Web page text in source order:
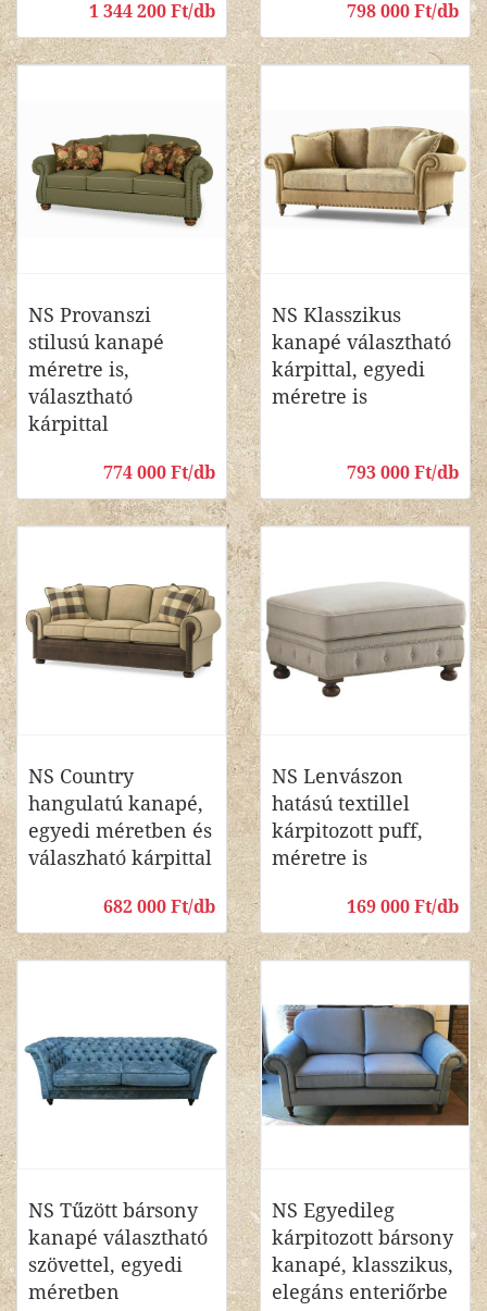
1 344 200 Ft/db 798 000 Ft/db
NS Provanszi
stilusú kanapé
méretre is,
választható
kárpittal
774 000 Ft/db
NS Klasszikus
kanapé választható
kárpittal, egyedi
méretre is
793 000 Ft/db
NS Country
hangulatú kanapé,
egyedi méretben és
válaszható kárpittal
682 000 Ft/db
NS Lenvászon
hatású textillel
kárpitozott puff,
méretre is
169 000 Ft/db
NS Tűzött bársony
kanapé választható
szövettel, egyedi
méretben
NS Egyedileg
kárpitozott bársony
kanapé, klasszikus,
elegáns enteriőrbe